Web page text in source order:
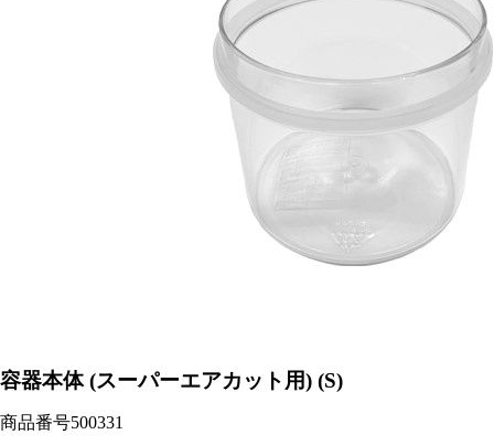
容器本体 (スーパーエアカット用) (S)
商品番号500331